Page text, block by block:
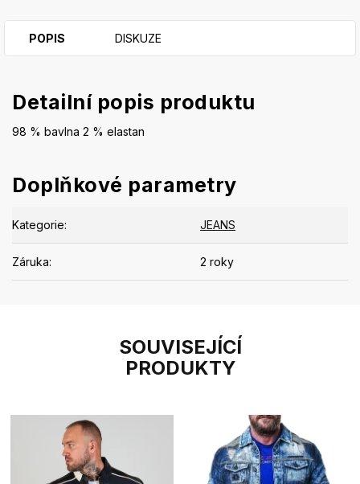
SOUVISEJÍCÍ
PRODUKTY
POPIS DISKUZE
Detailní popis produktu
98 % bavlna 2 % elastan
Doplňkové parametry
Kategorie: JEANS
Záruka: 2 roky